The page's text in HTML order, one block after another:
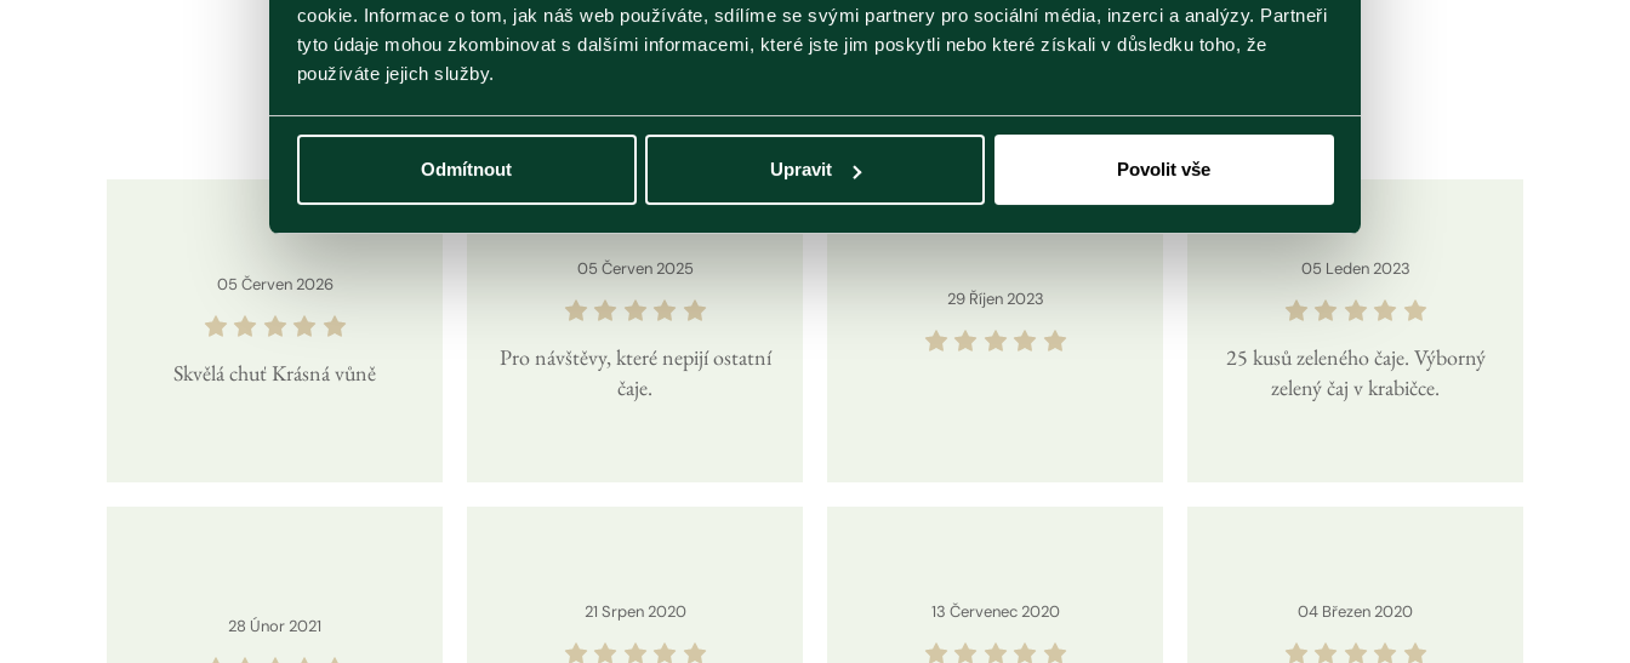
cookie. Informace o tom, jak náš web používáte, sdílíme se svými partnery pro sociální média, inzerci a analýzy. Partneři
tyto údaje mohou zkombinovat s dalšími informacemi, které jste jim poskytli nebo které získali v důsledku toho, že
používáte jejich služby.
Odmítnout Upravit Povolit vše
Hodnocení zákazníků
Hodnocení je přebíráno z Heureka.cz, kde produkt můžete také ohodnotit.
05 Červen 2026
Skvělá chuť Krásná vůně
05 Červen 2025
Pro návštěvy, které nepijí ostatní
čaje.
29 Říjen 2023
05 Leden 2023
25 kusů zeleného čaje. Výborný
zelený čaj v krabičce.
28 Únor 2021
21 Srpen 2020 13 Červenec 2020 04 Březen 2020